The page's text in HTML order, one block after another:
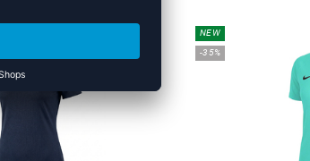
NEW
-35%